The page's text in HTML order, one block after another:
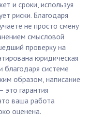
и сроки, используя
риски. Благодаря
не просто смену
смысловой
проверку на
юридическая
благодаря системе
образом, написание
это гарантия
ваша работа
оценена.